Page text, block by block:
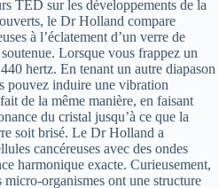
TED sur les développements de la
le Dr Holland compare
à l’éclatement d’un verre de
Lorsque vous frappez un
hertz. En tenant un autre diapason
pouvez induire une vibration
de la même manière, en faisant
du cristal jusqu’à ce que la
soit brisé. Le Dr Holland a
cancéreuses avec des ondes
harmonique exacte. Curieusement,
micro-organismes ont une structure